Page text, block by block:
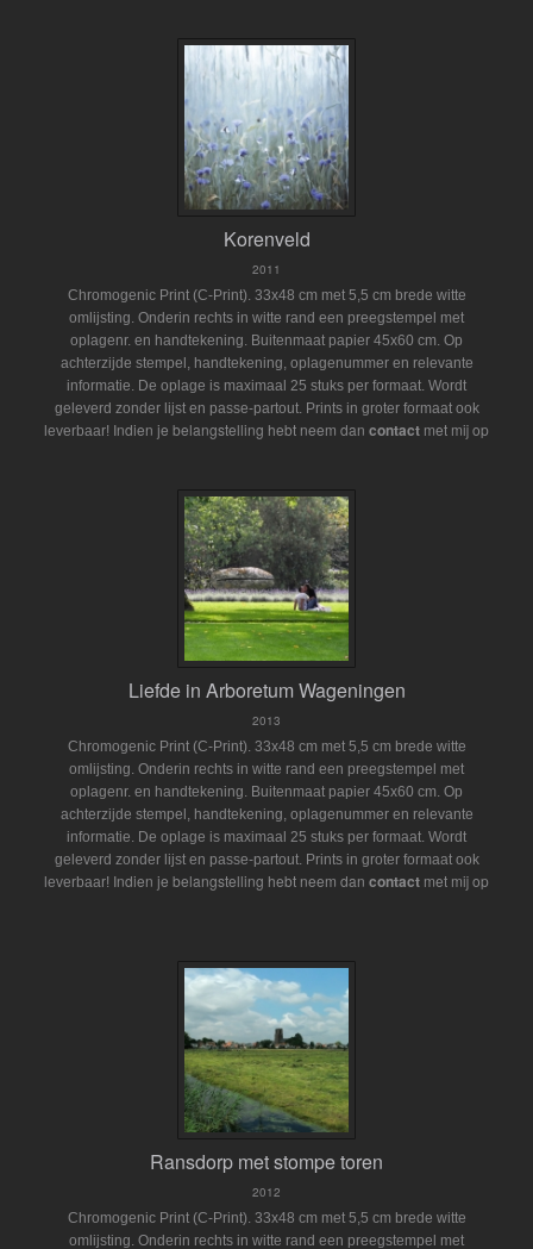
Korenveld
2011
Chromogenic Print (C-Print). 33x48 cm met 5,5 cm brede witte
omlijsting. Onderin rechts in witte rand een preegstempel met
oplagenr. en handtekening. Buitenmaat papier 45x60 cm. Op
achterzijde stempel, handtekening, oplagenummer en relevante
informatie. De oplage is maximaal 25 stuks per formaat. Wordt
geleverd zonder lijst en passe-partout. Prints in groter formaat ook
leverbaar! Indien je belangstelling hebt neem dan contact met mij op
Liefde in Arboretum Wageningen
2013
Chromogenic Print (C-Print). 33x48 cm met 5,5 cm brede witte
omlijsting. Onderin rechts in witte rand een preegstempel met
oplagenr. en handtekening. Buitenmaat papier 45x60 cm. Op
achterzijde stempel, handtekening, oplagenummer en relevante
informatie. De oplage is maximaal 25 stuks per formaat. Wordt
geleverd zonder lijst en passe-partout. Prints in groter formaat ook
leverbaar! Indien je belangstelling hebt neem dan contact met mij op
Ransdorp met stompe toren
2012
Chromogenic Print (C-Print). 33x48 cm met 5,5 cm brede witte
omlijsting. Onderin rechts in witte rand een preegstempel met